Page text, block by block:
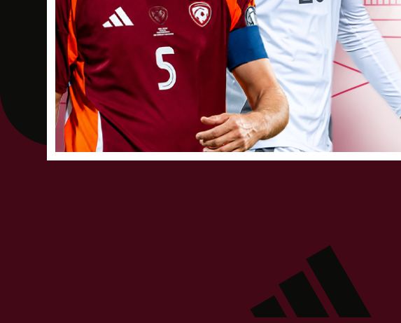
Sofija Sūbre
Dzimšanas datums: 13.04.2013. Spēlētāja statuss: Amatieris
Elīna Žoluda
Dzimšanas datums: 10.08.2014. Spēlētāja statuss: Amatieris